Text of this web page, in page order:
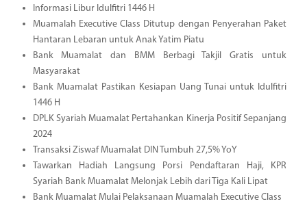
Informasi Libur Idulfitri 1446 H
Muamalah Executive Class Ditutup dengan Penyerahan Paket
Hantaran Lebaran untuk Anak Yatim Piatu
Bank Muamalat dan BMM Berbagi Takjil Gratis untuk
Masyarakat
Bank Muamalat Pastikan Kesiapan Uang Tunai untuk Idulfitri
1446 H
DPLK Syariah Muamalat Pertahankan Kinerja Positif Sepanjang
2024
Transaksi Ziswaf Muamalat DIN Tumbuh 27,5% YoY
Tawarkan Hadiah Langsung Porsi Pendaftaran Haji, KPR
Syariah Bank Muamalat Melonjak Lebih dari Tiga Kali Lipat
Bank Muamalat Mulai Pelaksanaan Muamalah Executive Class